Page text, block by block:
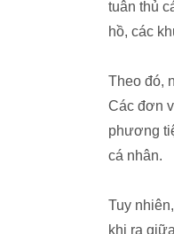
tuân thủ
hồ, các
Theo đó,
Các đơn
phương
cá nhân.
Tuy
khi ra